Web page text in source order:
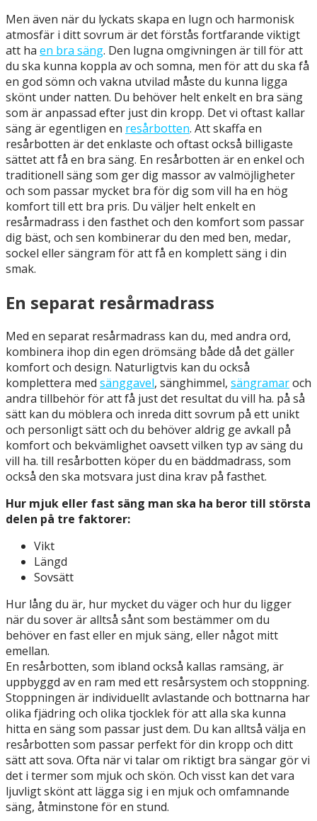
Men även när du lyckats skapa en lugn och harmonisk
atmosfär i ditt sovrum är det förstås fortfarande viktigt
att ha en bra säng. Den lugna omgivningen är till för att
du ska kunna koppla av och somna, men för att du ska få
en god sömn och vakna utvilad måste du kunna ligga
skönt under natten. Du behöver helt enkelt en bra säng
som är anpassad efter just din kropp. Det vi oftast kallar
säng är egentligen en resårbotten. Att skaffa en
resårbotten är det enklaste och oftast också billigaste
sättet att få en bra säng. En resårbotten är en enkel och
traditionell säng som ger dig massor av valmöjligheter
och som passar mycket bra för dig som vill ha en hög
komfort till ett bra pris. Du väljer helt enkelt en
resårmadrass i den fasthet och den komfort som passar
dig bäst, och sen kombinerar du den med ben, medar,
sockel eller sängram för att få en komplett säng i din
smak.
En separat resårmadrass
Med en separat resårmadrass kan du, med andra ord,
kombinera ihop din egen drömsäng både då det gäller
komfort och design. Naturligtvis kan du också
komplettera med sänggavel, sänghimmel, sängramaroch
andra tillbehör för att få just det resultat du vill ha. på så
sätt kan du möblera och inreda ditt sovrum på ett unikt
och personligt sätt och du behöver aldrig ge avkall på
komfort och bekvämlighet oavsett vilken typ av säng du
vill ha. till resårbotten köper du en bäddmadrass, som
också den ska motsvara just dina krav på fasthet.
Hur mjuk eller fast säng man ska ha beror till största
delen på tre faktorer:
Vikt
Längd
Sovsätt
Hur lång du är, hur mycket du väger och hur du ligger
när du sover är alltså sånt som bestämmer om du
behöver en fast eller en mjuk säng, eller något mitt
emellan.
En resårbotten, som ibland också kallas ramsäng, är
uppbyggd av en ram med ett resårsystem och stoppning.
Stoppningen är individuellt avlastande och bottnarna har
olika fjädring och olika tjocklek för att alla ska kunna
hitta en säng som passar just dem. Du kan alltså välja en
resårbotten som passar perfekt för din kropp och ditt
sätt att sova. Ofta när vi talar om riktigt bra sängar gör vi
det i termer som mjuk och skön. Och visst kan det vara
ljuvligt skönt att lägga sig i en mjuk och omfamnande
säng, åtminstone för en stund.